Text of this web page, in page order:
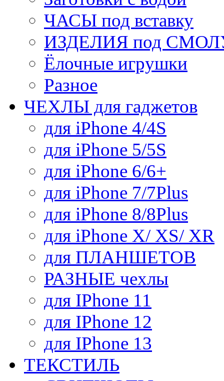
ЧАСЫ под вставку
ИЗДЕЛИЯ под
Ёлочные игрушки
Разное
ЧЕХЛЫ для гаджетов
для iPhone 4/4S
для iPhone 5/5S
для iPhone 6/6+
для iPhone 7/7Plus
для iPhone 8/8Plus
для iPhone X/ XS/ XR
для ПЛАНШЕТОВ
РАЗНЫЕ чехлы
для IPhone 11
для IPhone 12
для IPhone 13
ТЕКСТИЛЬ